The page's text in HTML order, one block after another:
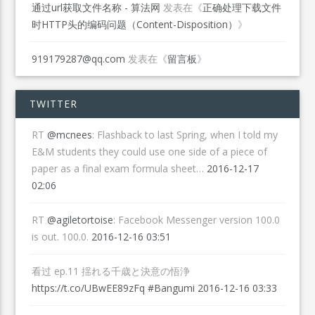
通过url获取文件名称 - 算法网 发表在《正确处理下载文件
时HTTP头的编码问题（Content-Disposition） 》
919179287@qq.com 发表在《留言板》
TWITTER
RT@mcnees: Flashback to last Spring, when I told my
E&M students they could use one side of a piece of
paper as a final exam formula sheet… 2016-12-17
02:06
RT@agiletortoise: Facebook Messenger version 100.0
is out. 100.0. 2016-12-16 03:51
看过 ep.11 揺れる千歳と決意の悟浄
https://t.co/UBwEE89zFq #Bangumi 2016-12-16 03:33